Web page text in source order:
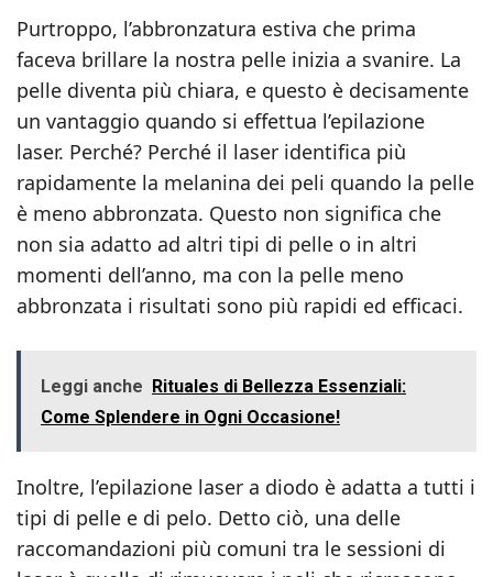
Purtroppo, l’abbronzatura estiva che prima
faceva brillare la nostra pelle inizia a svanire. La
pelle diventa più chiara, e questo è decisamente
un vantaggio quando si effettua l’epilazione
laser. Perché? Perché il laser identifica più
rapidamente la melanina dei peli quando la pelle
è meno abbronzata. Questo non significa che
non sia adatto ad altri tipi di pelle o in altri
momenti dell’anno, ma con la pelle meno
abbronzata i risultati sono più rapidi ed efficaci.
Leggi anche Rituales di Bellezza Essenziali:
Come Splendere in Ogni Occasione!
Inoltre, l’epilazione laser a diodo è adatta a tutti i
tipi di pelle e di pelo. Detto ciò, una delle
raccomandazioni più comuni tra le sessioni di